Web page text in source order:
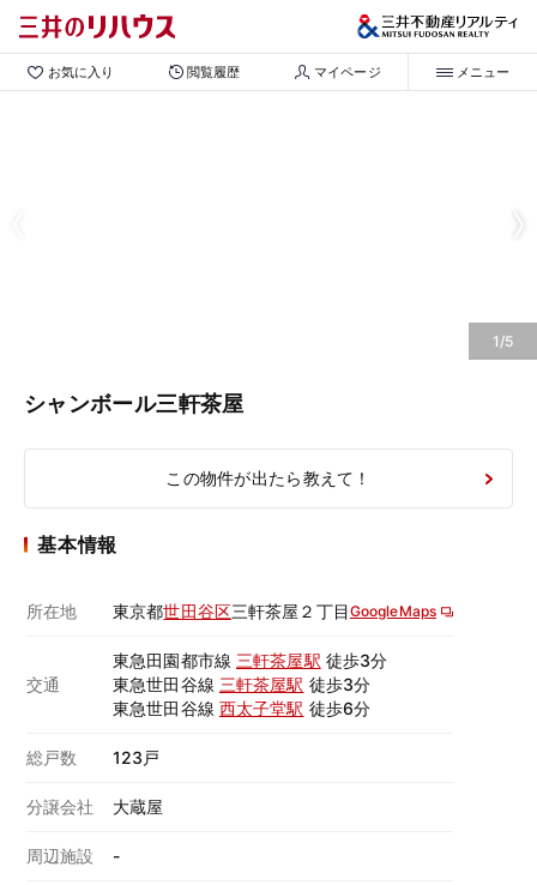
お気に入り 閲覧履歴 マイページ メニュー
1/5
シャンボール三軒茶屋
この物件が出たら教えて！
基本情報
所在地 東京都世田谷区三軒茶屋２丁目GoogleMaps
交通
東急田園都市線 三軒茶屋駅 徒歩3分
東急世田谷線 三軒茶屋駅 徒歩3分
東急世田谷線 西太子堂駅 徒歩6分
総戸数 123戸
分譲会社 大蔵屋
周辺施設 -